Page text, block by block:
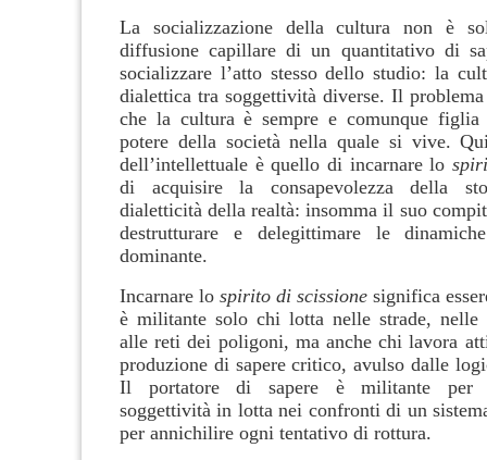
La socializzazione della cultura non è
diffusione capillare di un quantitativo di
socializzare l’atto stesso dello studio: la
dialettica tra soggettività diverse. Il
che la cultura è sempre e comunque
potere della società nella quale si vive.
dell’intellettuale è quello di incarnare lo
di acquisire la consapevolezza della
dialetticità della realtà: insomma il suo
destrutturare e delegittimare le
dominante.
Incarnare lo spirito di scissione significa
è militante solo chi lotta nelle strade, nelle
alle reti dei poligoni, ma anche chi lavora
produzione di sapere critico, avulso dalle
Il portatore di sapere è militante per
soggettività in lotta nei confronti di un
per annichilire ogni tentativo di rottura.